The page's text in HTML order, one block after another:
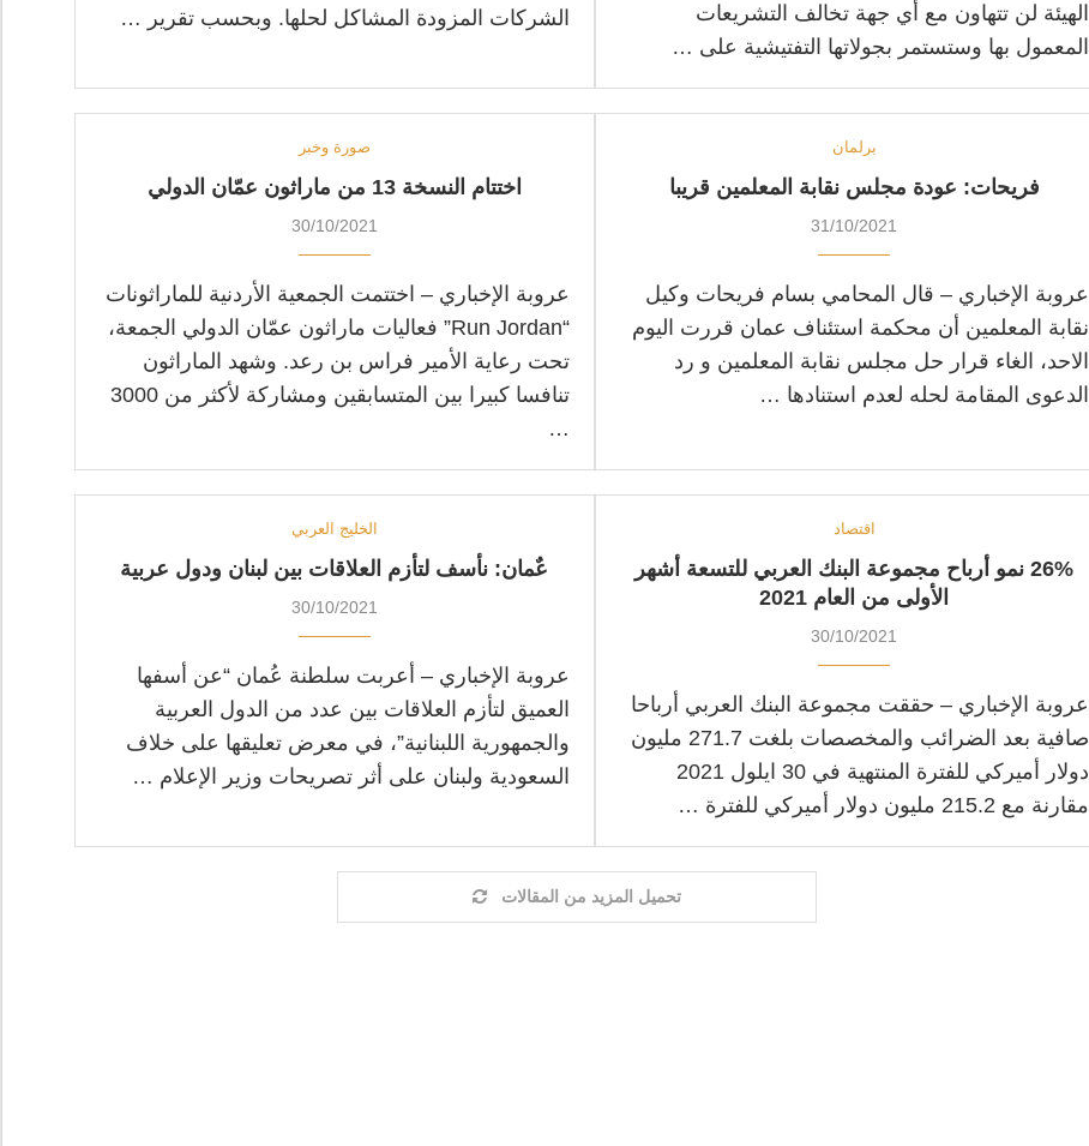
الهيئة لن تتهاون مع أي جهة تخالف التشريعات
المعمول بها وستستمر بجولاتها التفتيشية على …
الشركات المزودة المشاكل لحلها. وبحسب تقرير …
برلمان
فريحات: عودة مجلس نقابة المعلمين قريبا
31/10/2021
عروبة الإخباري – قال المحامي بسام فريحات وكيل
نقابة المعلمين أن محكمة استئناف عمان قررت اليوم
الاحد، الغاء قرار حل مجلس نقابة المعلمين و رد
الدعوى المقامة لحله لعدم استنادها …
صورة وخبر
اختتام النسخة 13 من ماراثون عمّان الدولي
30/10/2021
عروبة الإخباري – اختتمت الجمعية الأردنية للماراثونات
“Run Jordan” فعاليات ماراثون عمّان الدولي الجمعة،
تحت رعاية الأمير فراس بن رعد. وشهد الماراثون
تنافسا كبيرا بين المتسابقين ومشاركة لأكثر من 3000
…
اقتصاد
26% نمو أرباح مجموعة البنك العربي للتسعة أشهر
الأولى من العام 2021
30/10/2021
عروبة الإخباري – حققت مجموعة البنك العربي أرباحا
صافية بعد الضرائب والمخصصات بلغت 271.7 مليون
دولار أميركي للفترة المنتهية في 30 ايلول 2021
مقارنة مع 215.2 مليون دولار أميركي للفترة …
الخليج العربي
عٌمان: نأسف لتأزم العلاقات بين لبنان ودول عربية
30/10/2021
عروبة الإخباري – أعربت سلطنة عُمان “عن أسفها
العميق لتأزم العلاقات بين عدد من الدول العربية
والجمهورية اللبنانية”، في معرض تعليقها على خلاف
السعودية ولبنان على أثر تصريحات وزير الإعلام …
تحميل المزيد من المقالات